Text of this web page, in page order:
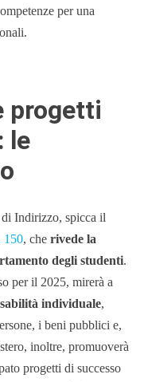
per una
progetti
le
Indirizzo, spicca il
150, che rivede la
degli studenti.
per il 2025, mirerà a
individuale,
i beni pubblici e,
inoltre, promuoverà
progetti di successo